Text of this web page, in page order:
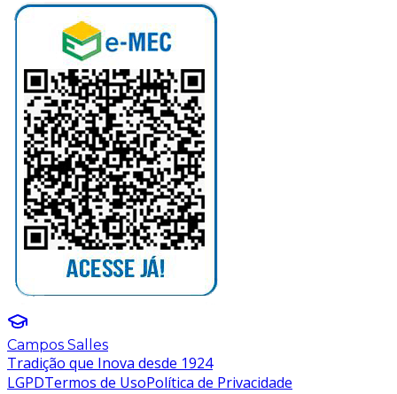
Campos Salles
Tradição que Inova desde 1924
LGPDTermos de UsoPolítica de Privacidade